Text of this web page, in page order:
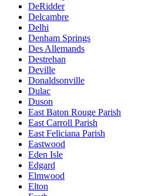
DeRidder
Delcambre
Delhi
Denham Springs
Des Allemands
Destrehan
Deville
Donaldsonville
Dulac
Duson
East Baton Rouge Parish
East Carroll Parish
East Feliciana Parish
Eastwood
Eden Isle
Edgard
Elmwood
Elton